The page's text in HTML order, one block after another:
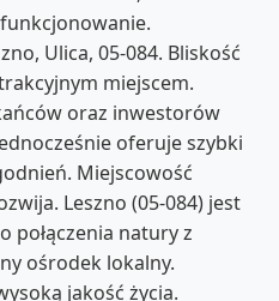
Ulica, 05-084. Bliskość
miejscem.
oraz inwestorów
oferuje szybki
Miejscowość
Leszno (05-084) jest
połączenia natury z
ośrodek lokalny.
jakość życia.